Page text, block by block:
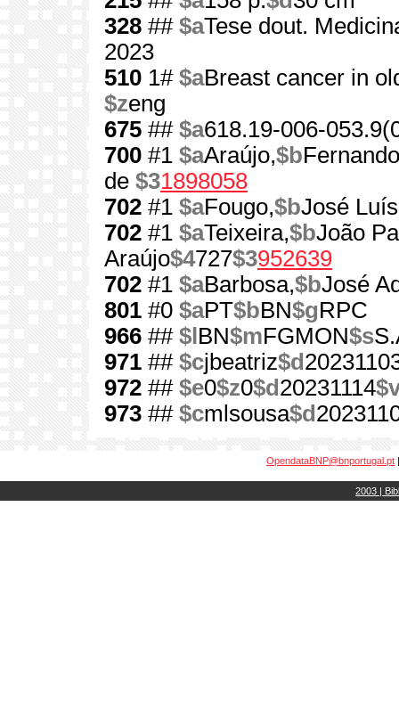
328 ## $aTese dout.
2023
510 1# $aBreast cancer in
$zeng
675 ## $a618.19-006-
700 #1 $aAraújo,$b
de $31898058
702 #1 $aFougo,$bJosé
702 #1 $aTeixeira,$bJoão
Araújo$4727$3952639
702 #1 $aBarbosa,$bJosé
801 #0 $aPT$bBN$gRPC
966 ## $l BN$mFGMON$s
971 ## $cjbeatriz$d
972 ## $e0$z0$d 20231114
973 ## $cmlsousa$d
OpendataBNP@bnportugal.pt
2003 |